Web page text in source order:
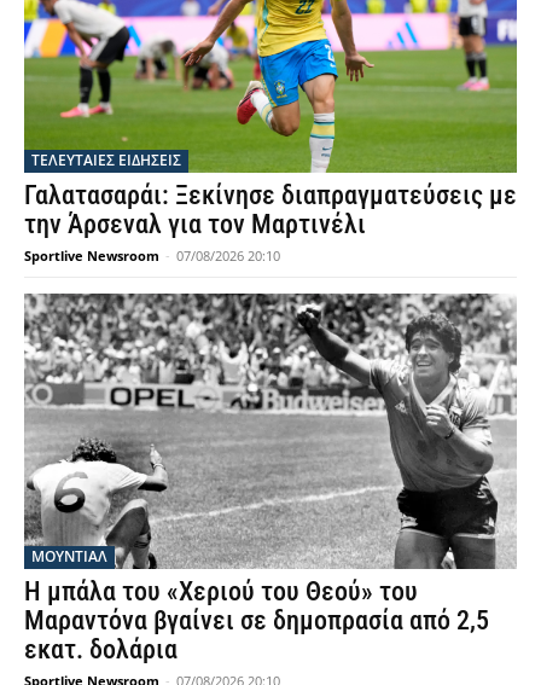
ΤΕΛΕΥΤΑΙΕΣ ΕΙΔΗΣΕΙΣ
Γαλατασαράι: Ξεκίνησε διαπραγματεύσεις με
την Άρσεναλ για τον Μαρτινέλι
Sportlive Newsroom - 07/08/2026 20:10
ΜΟΥΝΤΙΆΛ
Η μπάλα του «Χεριού του Θεού» του
Μαραντόνα βγαίνει σε δημοπρασία από 2,5
εκατ. δολάρια
Sportlive Newsroom - 07/08/2026 20:10